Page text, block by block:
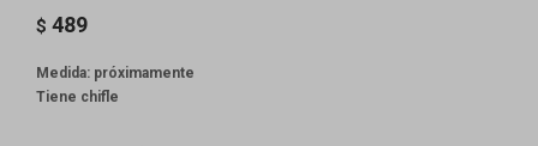
$ 489
Medida: próximamente
Tiene chifle